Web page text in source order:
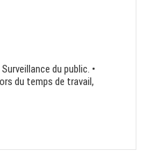
du public. •
du temps de travail,